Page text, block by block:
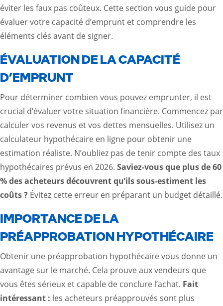
éviter les faux pas coûteux. Cette section vous guide pour
évaluer votre capacité d’emprunt et comprendre les
éléments clés avant de signer.
ÉVALUATION DE LA CAPACITÉ
D’EMPRUNT
Pour déterminer combien vous pouvez emprunter, il est
crucial d’évaluer votre situation financière. Commencez par
calculer vos revenus et vos dettes mensuelles. Utilisez un
calculateur hypothécaire en ligne pour obtenir une
estimation réaliste. N’oubliez pas de tenir compte des taux
hypothécaires prévus en 2026. Saviez-vous que plus de 60
% des acheteurs découvrent qu’ils sous-estiment les
coûts ? Évitez cette erreur en préparant un budget détaillé.
IMPORTANCE DE LA
PRÉAPPROBATION HYPOTHÉCAIRE
Obtenir une préapprobation hypothécaire vous donne un
avantage sur le marché. Cela prouve aux vendeurs que
vous êtes sérieux et capable de conclure l’achat. Fait
intéressant : les acheteurs préapprouvés sont plus